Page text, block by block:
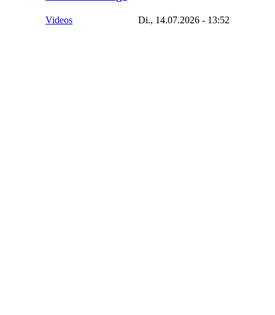
Videos Di., 14.07.2026 - 13:52